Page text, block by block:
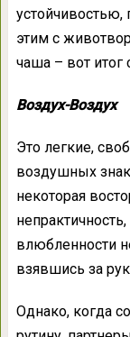
устойчивостью,
этим с
чаша – вот итог
Воздух-Воздух
Это легкие,
воздушных
некоторая
влюбленности
взявшись за
Однако, когда